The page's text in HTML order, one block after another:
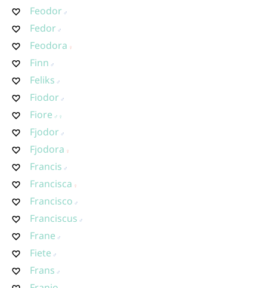
Feodor
Fedor
Feodora
Finn
Feliks
Fiodor
Fiore
Fjodor
Fjodora
Francis
Francisca
Francisco
Franciscus
Frane
Fiete
Frans